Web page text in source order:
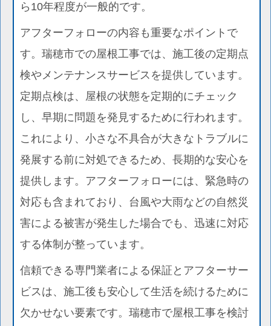
ら10年程度が一般的です。
アフターフォローの内容も重要なポイントで
す。瑞穂市での屋根工事では、施工後の定期点
検やメンテナンスサービスを提供しています。
定期点検は、屋根の状態を定期的にチェック
し、早期に問題を発見するために行われます。
これにより、小さな不具合が大きなトラブルに
発展する前に対処できるため、長期的な安心を
提供します。アフターフォローには、緊急時の
対応も含まれており、台風や大雨などの自然災
害による被害が発生した場合でも、迅速に対応
する体制が整っています。
信頼できる専門業者による保証とアフターサー
ビスは、施工後も安心して生活を続けるために
欠かせない要素です。瑞穂市で屋根工事を検討